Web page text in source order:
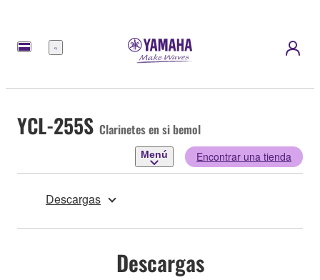
Menú
YCL-255S Clarinetes en si bemol
Menú Encontrar una tienda
Descargas
Descargas